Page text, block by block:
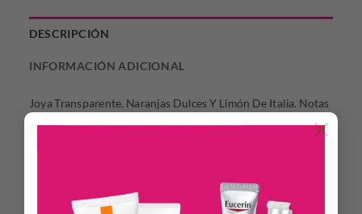
×
DESCRIPCIÓN
INFORMACIÓN ADICIONAL
Joya Transparente. Naranjas Dulces Y Limón De Italia. Notas
Productos Relacionados